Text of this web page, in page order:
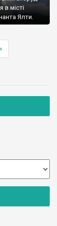
в місті
Ялти.